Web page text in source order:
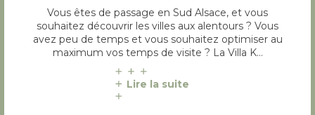
Vous êtes de passage en Sud Alsace, et vous
souhaitez découvrir les villes aux alentours ? Vous
avez peu de temps et vous souhaitez optimiser au
maximum vos temps de visite ? La Villa K…
Lire la suite